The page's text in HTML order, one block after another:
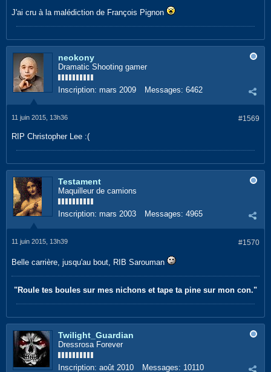
J'ai cru à la malédiction de François Pignon
neokony
Dramatic Shooting gamer
Inscription: mars 2009 Messages: 6462
#1569
11 juin 2015, 13h36
RIP Christopher Lee :(
Testament
Maquilleur de camions
Inscription: mars 2003 Messages: 4965
#1570
11 juin 2015, 13h39
Belle carrière, jusqu'au bout, RIB Sarouman
"Roule tes boules sur mes nichons et tape ta pine sur mon con."
Twilight_Guardian
Dressrosa Forever
Inscription: août 2010 Messages: 10110